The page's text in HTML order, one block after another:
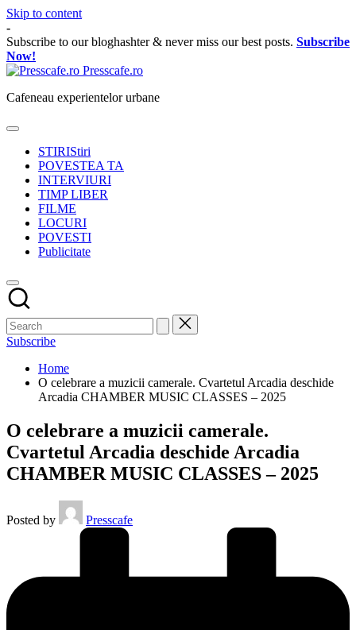
Skip to content
-
Subscribe to our bloghashter & never miss our best posts. Subscribe
Now!
Presscafe.ro
Cafeneau experientelor urbane
STIRIStiri
POVESTEA TA
INTERVIURI
TIMP LIBER
FILME
LOCURI
POVESTI
Publicitate
Subscribe
Home
O celebrare a muzicii camerale. Cvartetul Arcadia deschide
Arcadia CHAMBER MUSIC CLASSES – 2025
O celebrare a muzicii camerale.
Cvartetul Arcadia deschide Arcadia
CHAMBER MUSIC CLASSES – 2025
Posted by Presscafe